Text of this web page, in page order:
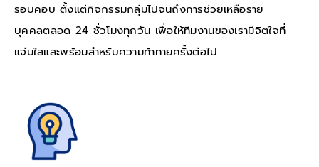
รอบคอบ ตั้งแต่กิจกรรมกลุ่มไปจนถึงการช่วยเหลือราย
บุคคลตลอด 24 ชั่วโมงทุกวัน เพื่อให้ทีมงานของเรามีจิตใจที่
แจ่มใสและพร้อมสำหรับความท้าทายครั้งต่อไป